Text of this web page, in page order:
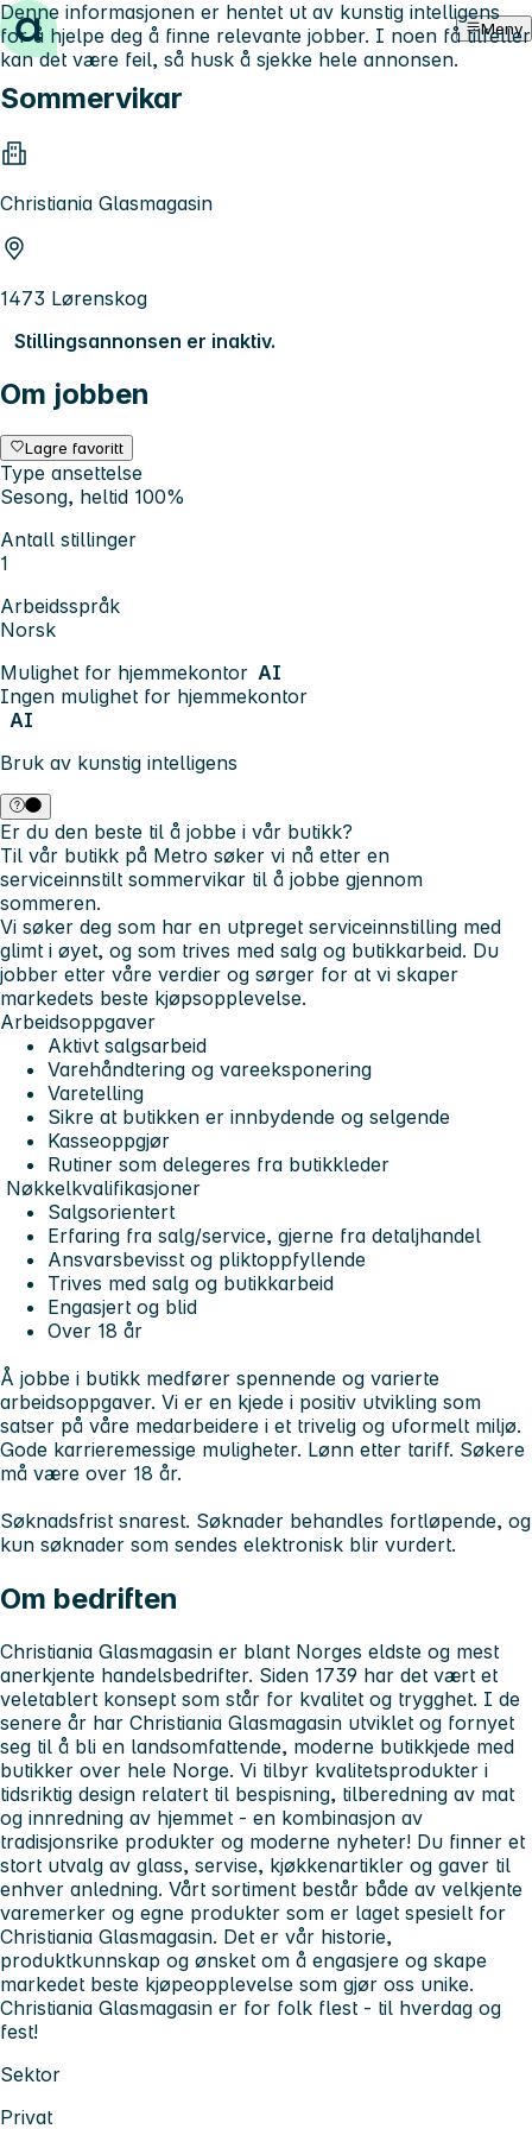
Hopp til innhold Meny
Sommervikar
Christiania Glasmagasin
1473 Lørenskog
Stillingsannonsen er inaktiv.
Om jobben
Lagre favoritt
Type ansettelse
Sesong, heltid 100%
Antall stillinger
1
Arbeidsspråk
Norsk
Mulighet for hjemmekontor AI
Ingen mulighet for hjemmekontor
AI
Bruk av kunstig intelligens
Denne informasjonen er hentet ut av kunstig intelligens
for å hjelpe deg å finne relevante jobber. I noen få tilfeller
kan det være feil, så husk å sjekke hele annonsen.
Er du den beste til å jobbe i vår butikk?
Til vår butikk på Metro søker vi nå etter en
serviceinnstilt sommervikar til å jobbe gjennom
sommeren.
Vi søker deg som har en utpreget serviceinnstilling med
glimt i øyet, og som trives med salg og butikkarbeid. Du
jobber etter våre verdier og sørger for at vi skaper
markedets beste kjøpsopplevelse.
Arbeidsoppgaver
Aktivt salgsarbeid
Varehåndtering og vareeksponering
Varetelling
Sikre at butikken er innbydende og selgende
Kasseoppgjør
Rutiner som delegeres fra butikkleder
Nøkkelkvalifikasjoner
Salgsorientert
Erfaring fra salg/service, gjerne fra detaljhandel
Ansvarsbevisst og pliktoppfyllende
Trives med salg og butikkarbeid
Engasjert og blid
Over 18 år
Å jobbe i butikk medfører spennende og varierte
arbeidsoppgaver. Vi er en kjede i positiv utvikling som
satser på våre medarbeidere i et trivelig og uformelt miljø.
Gode karrieremessige muligheter. Lønn etter tariff. Søkere
må være over 18 år.
Søknadsfrist snarest. Søknader behandles fortløpende, og
kun søknader som sendes elektronisk blir vurdert.
Om bedriften
Christiania Glasmagasin er blant Norges eldste og mest
anerkjente handelsbedrifter. Siden 1739 har det vært et
veletablert konsept som står for kvalitet og trygghet. I de
senere år har Christiania Glasmagasin utviklet og fornyet
seg til å bli en landsomfattende, moderne butikkjede med
butikker over hele Norge. Vi tilbyr kvalitetsprodukter i
tidsriktig design relatert til bespisning, tilberedning av mat
og innredning av hjemmet - en kombinasjon av
tradisjonsrike produkter og moderne nyheter! Du finner et
stort utvalg av glass, servise, kjøkkenartikler og gaver til
enhver anledning. Vårt sortiment består både av velkjente
varemerker og egne produkter som er laget spesielt for
Christiania Glasmagasin. Det er vår historie,
produktkunnskap og ønsket om å engasjere og skape
markedet beste kjøpeopplevelse som gjør oss unike.
Christiania Glasmagasin er for folk flest - til hverdag og
fest!
Sektor
Privat